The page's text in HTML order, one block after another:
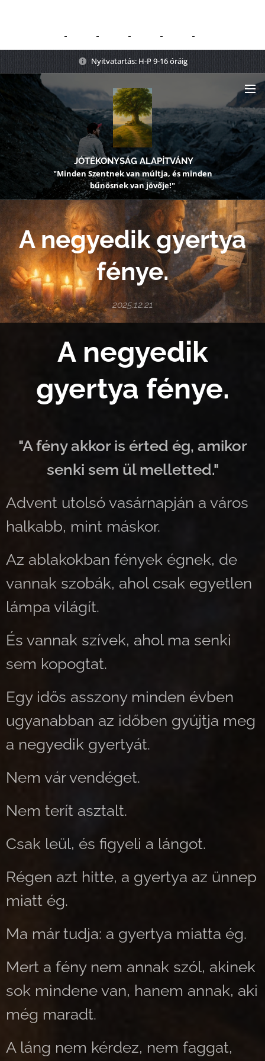
Nyitvatartás: H-P 9-16 óráig
JÓTÉKONYSÁG ALAPÍTVÁNY
"Minden Szentnek van múltja, és minden
bűnösnek van jövője!"
A negyedik gyertya
fénye.
2025.12.21
A negyedik
gyertya fénye.
"A fény akkor is érted ég, amikor
senki sem ül melletted."
Advent utolsó vasárnapján a város
halkabb, mint máskor.
Az ablakokban fények égnek, de
vannak szobák, ahol csak egyetlen
lámpa világít.
És vannak szívek, ahol ma senki
sem kopogtat.
Egy idős asszony minden évben
ugyanabban az időben gyújtja meg
a negyedik gyertyát.
Nem vár vendéget.
Nem terít asztalt.
Csak leül, és figyeli a lángot.
Régen azt hitte, a gyertya az ünnep
miatt ég.
Ma már tudja: a gyertya miatta ég.
Mert a fény nem annak szól, akinek
sok mindene van, hanem annak, aki
még maradt.
A láng nem kérdez, nem faggat,